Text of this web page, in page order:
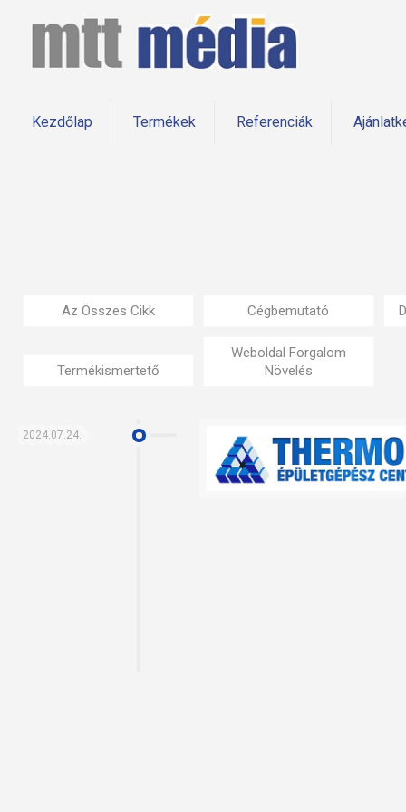
Kezdőlap Termékek Referenciák
Az Összes Cikk Cégbemutató
Termékismertető
Weboldal Forgalom
Növelés
2024.07.24.